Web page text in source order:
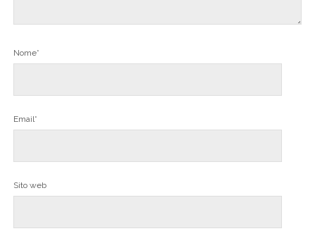
Nome*
Email*
Sito web